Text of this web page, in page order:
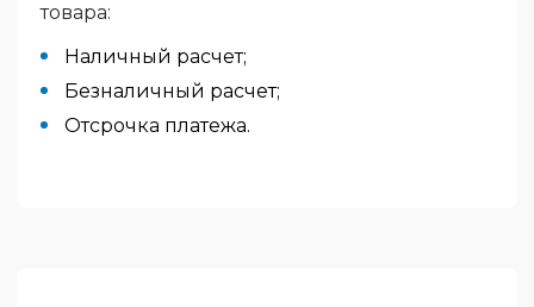
товара:
Наличный расчет;
Безналичный расчет;
Отсрочка платежа.